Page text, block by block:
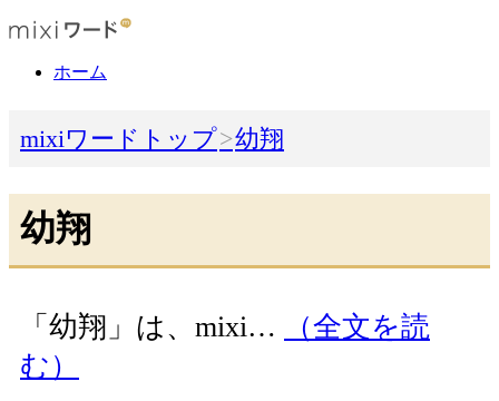
ホーム
mixiワードトップ 幼翔
幼翔
「幼翔」は、mixi…
（全文を読
む）